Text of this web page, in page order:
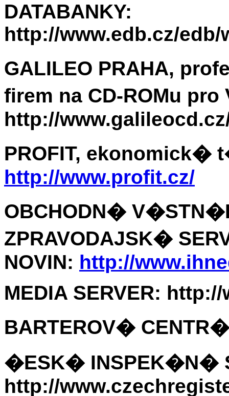
DATABANKY:
http://www.edb.cz/
GALILEO PRAHA,
firem na CD-ROMu
http://
PROFIT,
http://www.profit.cz/
OBCHODN�
ZPRAVODAJSK�
NOVIN: http://
MEDIA SERVER:
BARTEROV�
�ESK� INSPEK�N�
http://